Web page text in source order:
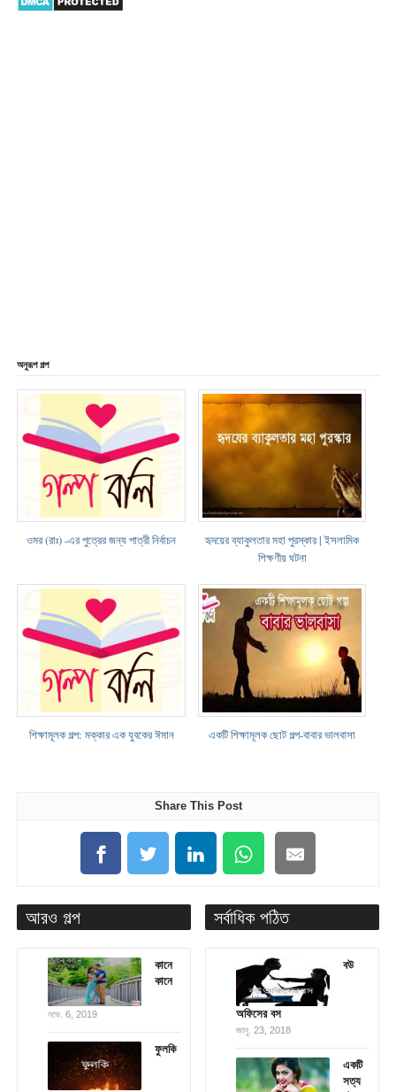
অনুরূপ গল্প
ওমর (রাঃ) -এর পুত্রের জন্য পাত্রী নির্বাচন
হৃদয়ের ব্যাকুলতার মহা পুরস্কার | ইসলামিক
শিক্ষণীয় ঘটনা
শিক্ষামূলক গল্প: মক্কার এক যুবকের ঈমান একটি শিক্ষামূলক ছোট গল্প-বাবার ভালবাসা
Share This Post
আরও গল্প
কানে
কানে
নভে. 6, 2019
ফুলকি
সর্বাধিক পঠিত
বউ
অফিসের বস
জানু. 23, 2018
একটি
সত্য